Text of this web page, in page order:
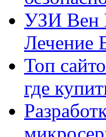
УЗИ Вен
Лечение
Топ
где